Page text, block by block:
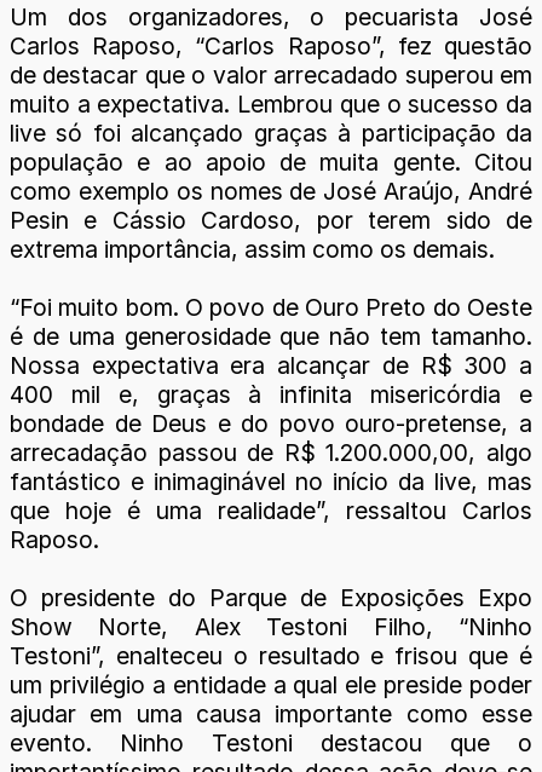
Um dos organizadores, o pecuarista José
Carlos Raposo, “Carlos Raposo”, fez questão
de destacar que o valor arrecadado superou em
muito a expectativa. Lembrou que o sucesso da
live só foi alcançado graças à participação da
população e ao apoio de muita gente. Citou
como exemplo os nomes de José Araújo, André
Pesin e Cássio Cardoso, por terem sido de
extrema importância, assim como os demais.
“Foi muito bom. O povo de Ouro Preto do Oeste
é de uma generosidade que não tem tamanho.
Nossa expectativa era alcançar de R$ 300 a
400 mil e, graças à infinita misericórdia e
bondade de Deus e do povo ouro-pretense, a
arrecadação passou de R$ 1.200.000,00, algo
fantástico e inimaginável no início da live, mas
que hoje é uma realidade”, ressaltou Carlos
Raposo.
O presidente do Parque de Exposições Expo
Show Norte, Alex Testoni Filho, “Ninho
Testoni”, enalteceu o resultado e frisou que é
um privilégio a entidade a qual ele preside poder
ajudar em uma causa importante como esse
evento. Ninho Testoni destacou que o